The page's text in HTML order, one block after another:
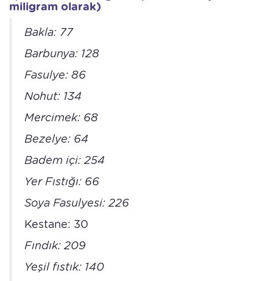
miligram olarak)
Bakla: 77
Barbunya: 128
Fasulye: 86
Nohut: 134
Mercimek: 68
Bezelye: 64
Badem içi: 254
Yer Fıstığı: 66
Soya Fasulyesi: 226
Kestane: 30
Fındık: 209
Yeşil fıstık: 140